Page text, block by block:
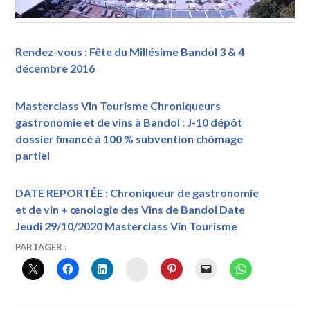
Rendez-vous : Fête du Millésime Bandol 3 & 4
décembre 2016
Masterclass Vin Tourisme Chroniqueurs
gastronomie et de vins à Bandol : J-10 dépôt
dossier financé à 100 % subvention chômage
partiel
DATE REPORTÉE : Chroniqueur de gastronomie
et de vin + œnologie des Vins de Bandol Date
Jeudi 29/10/2020 Masterclass Vin Tourisme
17
MAI
2017
VINTOURISME
DOMAINE
DE
LA
PARTAGER :
INSTAGRAM